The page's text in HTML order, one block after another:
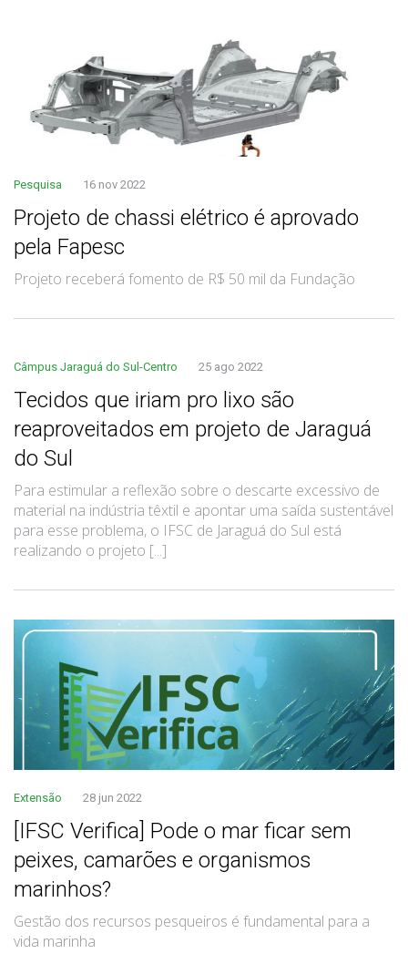
Pesquisa 16 nov 2022
Projeto de chassi elétrico é aprovado
pela Fapesc
Projeto receberá fomento de R$ 50 mil da Fundação
Câmpus Jaraguá do Sul-Centro 25 ago 2022
Tecidos que iriam pro lixo são
reaproveitados em projeto de Jaraguá
do Sul
Para estimular a reflexão sobre o descarte excessivo de
material na indústria têxtil e apontar uma saída sustentável
para esse problema, o IFSC de Jaraguá do Sul está
realizando o projeto [...]
Extensão 28 jun 2022
[IFSC Verifica] Pode o mar ficar sem
peixes, camarões e organismos
marinhos?
Gestão dos recursos pesqueiros é fundamental para a
vida marinha